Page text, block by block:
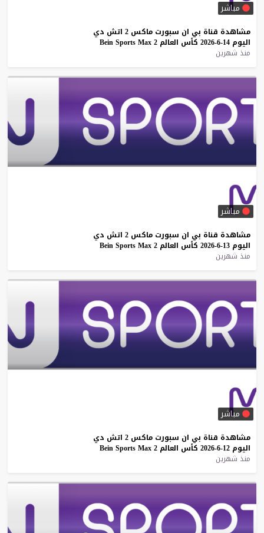
مباشر
مشاهدة قناة بي ان سبورت ماكس 2 اتش دي
اليوم 14-6-2026 كأس العالم Bein Sports Max 2
منذ شهرين
مباشر
مشاهدة قناة بي ان سبورت ماكس 2 اتش دي
اليوم 13-6-2026 كأس العالم Bein Sports Max 2
منذ شهرين
مباشر
مشاهدة قناة بي ان سبورت ماكس 2 اتش دي
اليوم 12-6-2026 كأس العالم Bein Sports Max 2
منذ شهرين